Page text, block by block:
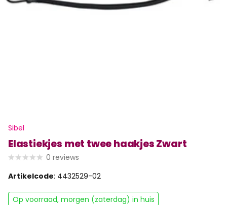
Sibel
Elastiekjes met twee haakjes Zwart
0 reviews
Artikelcode: 4432529-02
Op voorraad, morgen (zaterdag) in huis